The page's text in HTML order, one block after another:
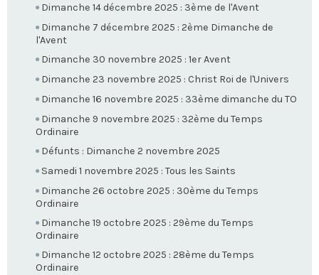
Dimanche 14 décembre 2025 : 3ème de l'Avent
Dimanche 7 décembre 2025 : 2ème Dimanche de
l'Avent
Dimanche 30 novembre 2025 : 1er Avent
Dimanche 23 novembre 2025 : Christ Roi de l'Univers
Dimanche 16 novembre 2025 : 33ème dimanche du TO
Dimanche 9 novembre 2025 : 32ème du Temps
Ordinaire
Défunts : Dimanche 2 novembre 2025
Samedi 1 novembre 2025 : Tous les Saints
Dimanche 26 octobre 2025 : 30ème du Temps
Ordinaire
Dimanche 19 octobre 2025 : 29ème du Temps
Ordinaire
Dimanche 12 octobre 2025 : 28ème du Temps
Ordinaire